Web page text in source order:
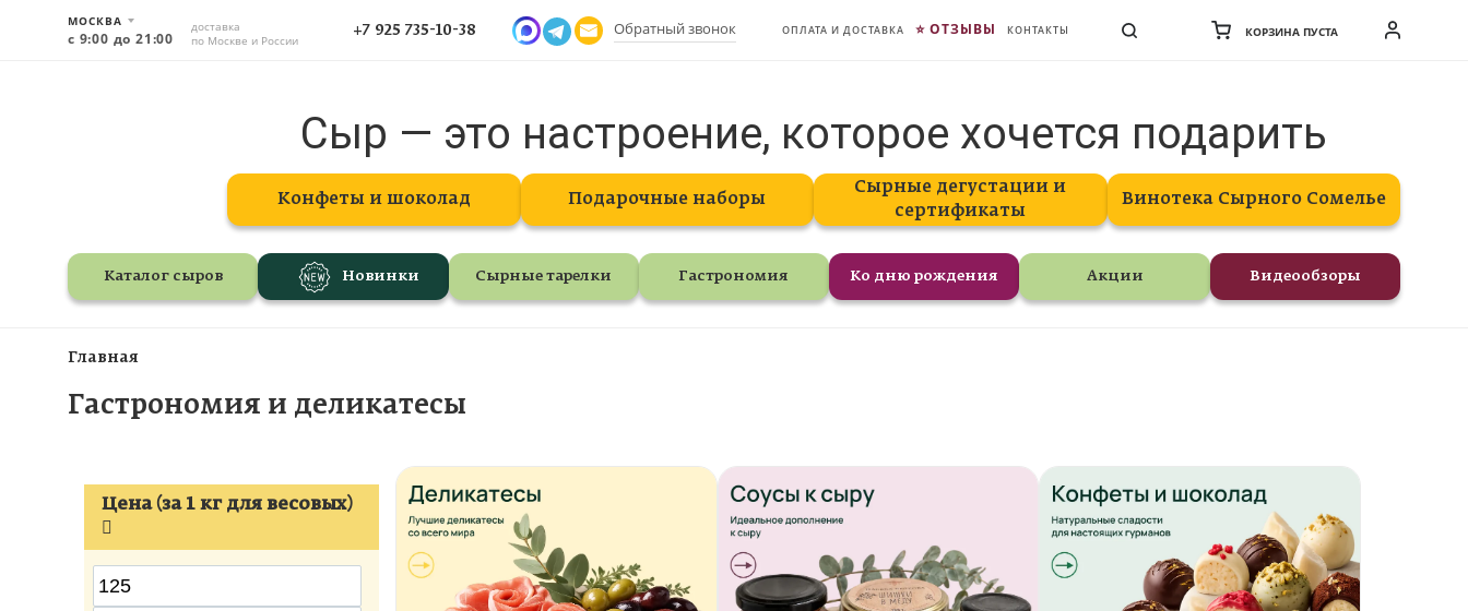
МОСКВА
с 9:00 до 21:00
доставка
по Москве и России
+7 925 735-10-38 Обратный звонок ОПЛАТА И ДОСТАВКА ОТЗЫВЫ КОНТАКТЫ КОРЗИНА ПУСТА
Сыр — это настроение, которое хочется подарить
Конфеты и шоколад Подарочные наборы
Сырные дегустации и
сертификаты
Винотека Сырного Сомелье
Каталог сыров Новинки Сырные тарелки Гастрономия Ко дню рождения Акции Видеообзоры
Главная
Гастрономия и деликатесы
Цена (за 1 кг для весовых)